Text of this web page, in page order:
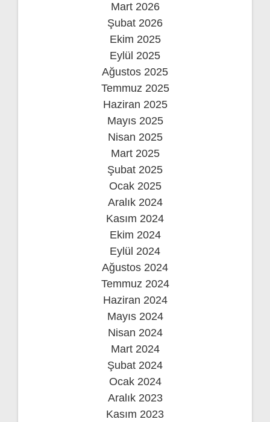
Mart 2026
Şubat 2026
Ekim 2025
Eylül 2025
Ağustos 2025
Temmuz 2025
Haziran 2025
Mayıs 2025
Nisan 2025
Mart 2025
Şubat 2025
Ocak 2025
Aralık 2024
Kasım 2024
Ekim 2024
Eylül 2024
Ağustos 2024
Temmuz 2024
Haziran 2024
Mayıs 2024
Nisan 2024
Mart 2024
Şubat 2024
Ocak 2024
Aralık 2023
Kasım 2023